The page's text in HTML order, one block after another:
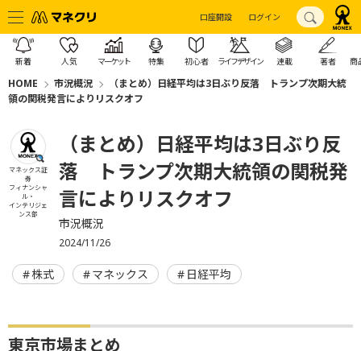
口座開設 ログイン
新着 人気 マーケット 特集 初心者 ライフデザイン 連載 著者 商
HOME 市況概況
（まとめ）日経平均は3日ぶり反落 トランプ次期大統
領の関税発言によりリスクオフ
マネックス証
券
フィナンシャ
ル・
インテリジェ
ンス部
（まとめ）日経平均は3日ぶり反
落 トランプ次期大統領の関税発
言によりリスクオフ
市況概況
2024/11/26
株式 マネックス 日経平均
東京市場まとめ